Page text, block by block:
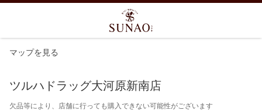
マップを見る
ツルハドラッグ大河原新南店
欠品等により、店舗に行っても購入できない可能性がございます